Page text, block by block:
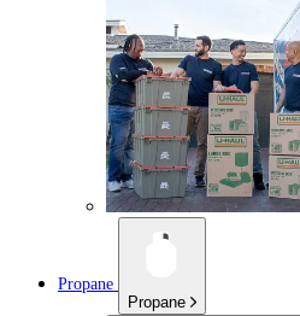
Propane
Propane